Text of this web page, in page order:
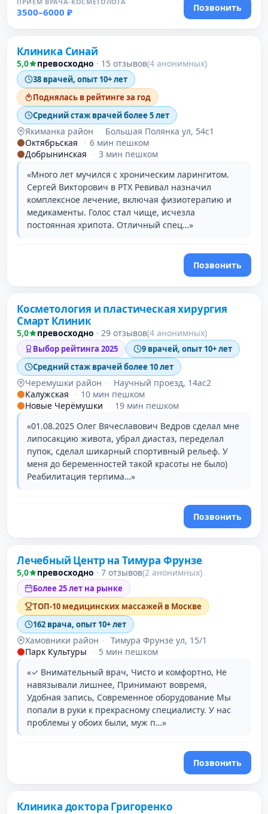
3500–6000 ₽ Позвонить
Клиника Синай
5,0 превосходно · 15 отзывов(4 анонимных)
38 врачей, опыт 10+ лет
Поднялась в рейтинге за год
Средний стаж врачей более 5 лет
Якиманка район ·
Большая Полянка ул, 54с1
Октябрьская
· 6 мин пешком
Добрынинская
· 3 мин пешком
«Много лет мучился с хроническим ларингитом.
Сергей Викторович в РТХ Ревивал назначил
комплексное лечение, включая физиотерапию и
медикаменты. Голос стал чище, исчезла
постоянная хрипота. Отличный спец…»
Позвонить
Косметология и пластическая хирургия
Смарт Клиник
5,0 превосходно · 29 отзывов(4 анонимных)
Выбор рейтинга 2025
9 врачей, опыт 10+ лет
Средний стаж врачей более 10 лет
Черемушки район ·
Научный проезд, 14ас2
Калужская
· 10 мин пешком
Новые Черёмушки
· 19 мин пешком
«01.08.2025 Олег Вячеславович Ведров сделал мне
липосакцию живота, убрал диастаз, переделал
пупок, сделал шикарный спортивный рельеф. У
меня до беременностей такой красоты не было)
Реабилитация терпима…»
Позвонить
Лечебный Центр на Тимура Фрунзе
5,0 превосходно · 7 отзывов(2 анонимных)
Более 25 лет на рынке
ТОП-10 медицинских массажей в Москве
162 врача, опыт 10+ лет
Хамовники район · Тимура Фрунзе ул, 15/1
Парк Культуры
· 5 мин пешком
«✓ Внимательный врач, Чисто и комфортно, Не
навязывали лишнее, Принимают вовремя,
Удобная запись, Современное оборудование Мы
попали в руки к прекрасному специалисту. У нас
проблемы у обоих были, муж п…»
Позвонить
Клиника доктора Григоренко